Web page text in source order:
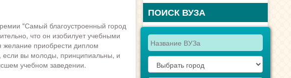
"Самый благоустроенный город
что он изобилует учебными
желание приобрести диплом
если вы молоды, принципиальны, и
учебном заведении.
ПОИСК ВУЗА